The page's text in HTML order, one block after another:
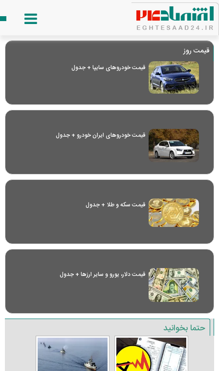
قیمت روز
قیمت خودرو‌های سایپا + جدول
قیمت خودرو‌های ایران خودرو + جدول
قیمت سکه و طلا + جدول
قیمت دلار، یورو و سایر ارز‌ها + جدول
حتما بخوانید